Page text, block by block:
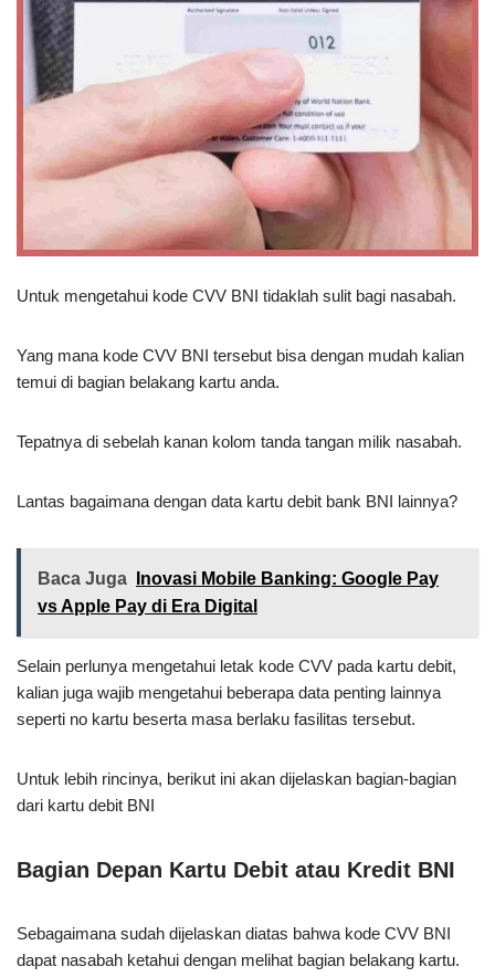
Untuk mengetahui kode CVV BNI tidaklah sulit bagi nasabah.
Yang mana kode CVV BNI tersebut bisa dengan mudah kalian
temui di bagian belakang kartu anda.
Tepatnya di sebelah kanan kolom tanda tangan milik nasabah.
Lantas bagaimana dengan data kartu debit bank BNI lainnya?
Baca Juga
Inovasi Mobile Banking: Google Pay
vs Apple Pay di Era Digital
Selain perlunya mengetahui letak kode CVV pada kartu debit,
kalian juga wajib mengetahui beberapa data penting lainnya
seperti no kartu beserta masa berlaku fasilitas tersebut.
Untuk lebih rincinya, berikut ini akan dijelaskan bagian-bagian
dari kartu debit BNI
Bagian Depan Kartu Debit atau Kredit BNI
Sebagaimana sudah dijelaskan diatas bahwa kode CVV BNI
dapat nasabah ketahui dengan melihat bagian belakang kartu.